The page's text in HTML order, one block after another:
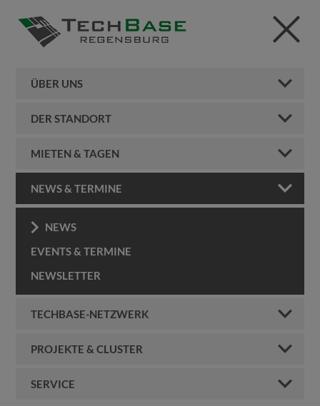
ÜBER UNS
DER STANDORT
MIETEN & TAGEN
NEWS & TERMINE
NEWS
EVENTS & TERMINE
NEWSLETTER
TECHBASE-NETZWERK
PROJEKTE & CLUSTER
SERVICE